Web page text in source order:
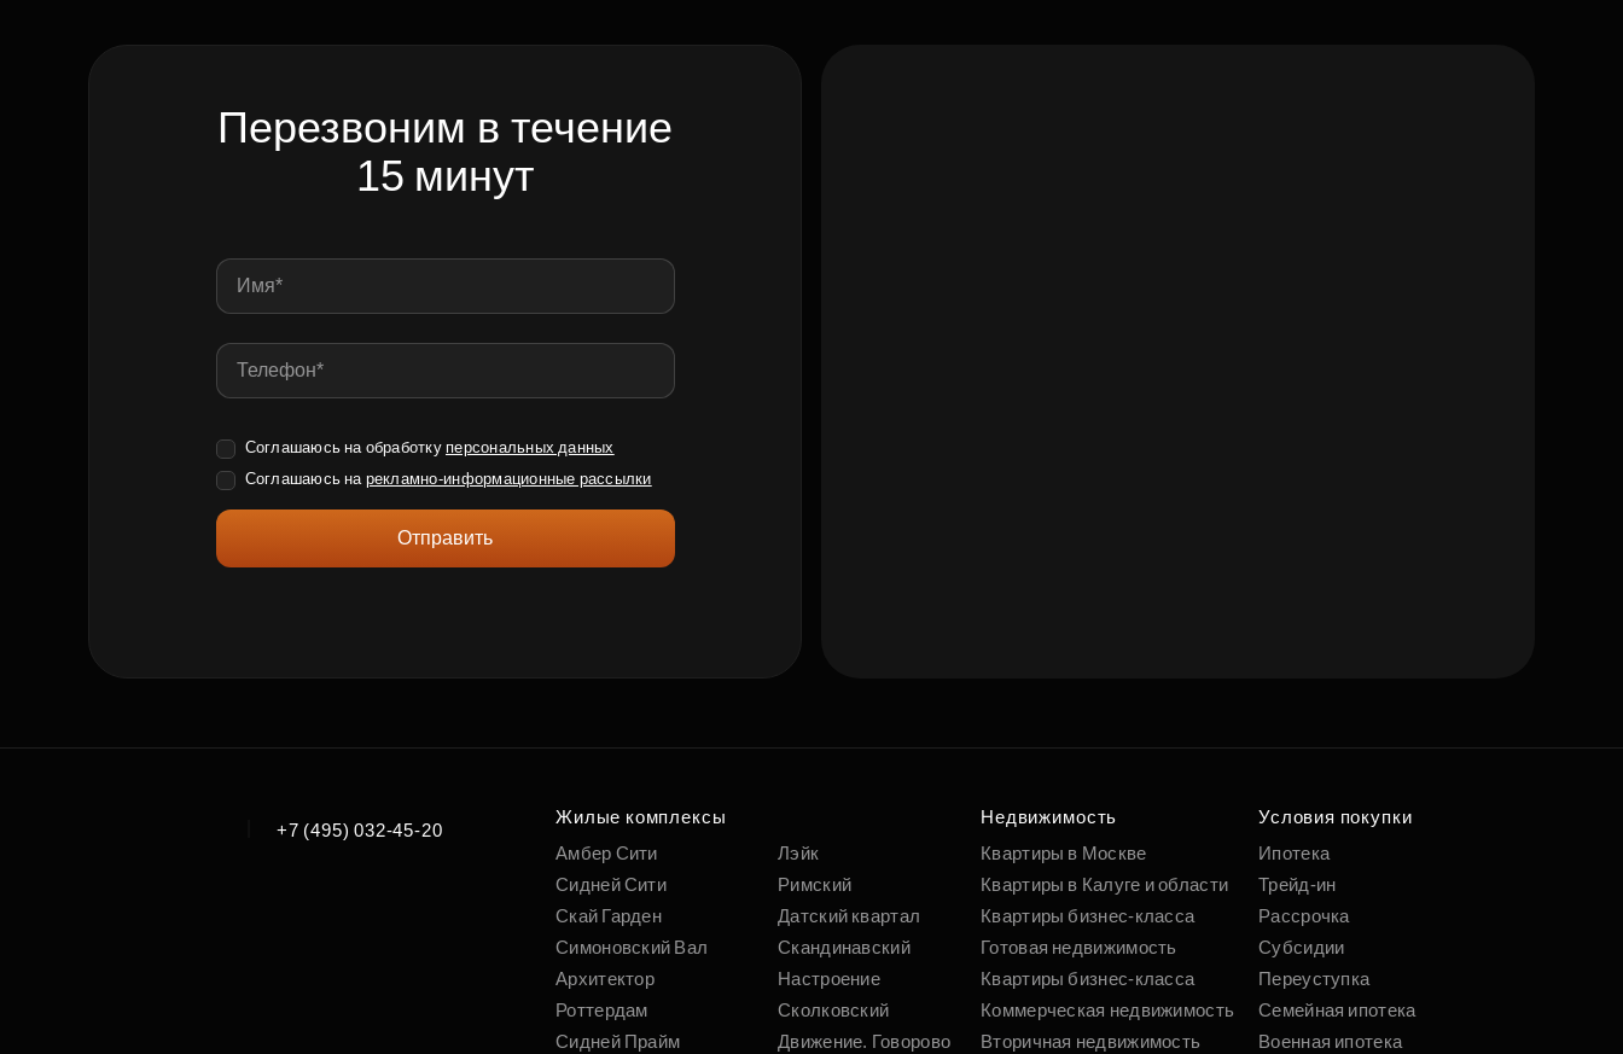
Перезвоним в течение
15 минут
Соглашаюсь на обработку персональных данных
Соглашаюсь на рекламно-информационные рассылки
Отправить
+7 (495) 032-45-20
Жилые комплексы
Амбер Сити
Сидней Сити
Скай Гарден
Симоновский Вал
Архитектор
Роттердам
Сидней Прайм
Лэйк
Римский
Датский квартал
Скандинавский
Настроение
Сколковский
Движение. Говорово
Недвижимость
Квартиры в Москве
Квартиры в Калуге и области
Квартиры бизнес-класса
Готовая недвижимость
Квартиры бизнес-класса
Коммерческая недвижимость
Вторичная недвижимость
Условия покупки
Ипотека
Трейд-ин
Рассрочка
Субсидии
Переуступка
Семейная ипотека
Военная ипотека